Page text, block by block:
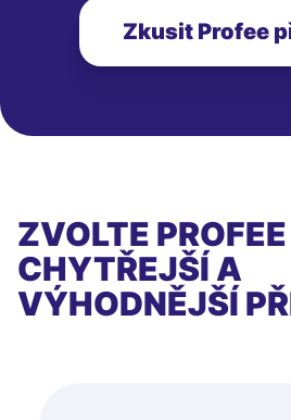
Zkusit Profee
ZVOLTE
CHYTŘEJŠÍ A
VÝHODNĚJŠÍ